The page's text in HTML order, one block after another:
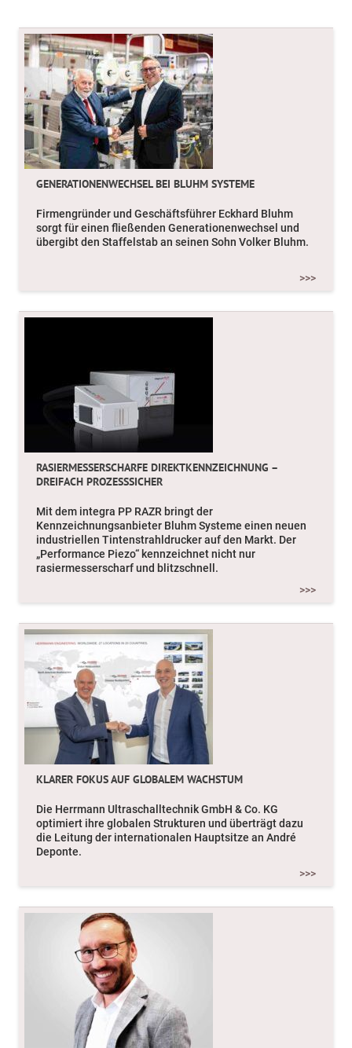
GENERATIONENWECHSEL BEI BLUHM SYSTEME
Firmengründer und Geschäftsführer Eckhard Bluhm
sorgt für einen fließenden Generationenwechsel und
übergibt den Staffelstab an seinen Sohn Volker Bluhm.
>>>
RASIERMESSERSCHARFE DIREKTKENNZEICHNUNG –
DREIFACH PROZESSSICHER
Mit dem integra PP RAZR bringt der
Kennzeichnungsanbieter Bluhm Systeme einen neuen
industriellen Tintenstrahldrucker auf den Markt. Der
„Performance Piezo“ kennzeichnet nicht nur
rasiermesserscharf und blitzschnell.
>>>
KLARER FOKUS AUF GLOBALEM WACHSTUM
Die Herrmann Ultraschalltechnik GmbH & Co. KG
optimiert ihre globalen Strukturen und überträgt dazu
die Leitung der internationalen Hauptsitze an André
Deponte.
>>>
ABFALLVERMEIDUNG MACHT (FACHHOCH)SCHULE
Basierend auf Faktoren wie dem fortschreitenden
Klimawandel, der Ressourcenknappheit, dem
Bevölkerungswachstum und der globalisierten
dabei Verpackungen und Abfallvermeidung.
PACKAGING TECHNOLOGY AND SUSTAINABILITY
das unter Mitwirkung der maßgeblichen Unternehmen
der Verpackungsbranche und einschlägigen
Fachverbände der Wirtschaftskammer entwickelt wurde.